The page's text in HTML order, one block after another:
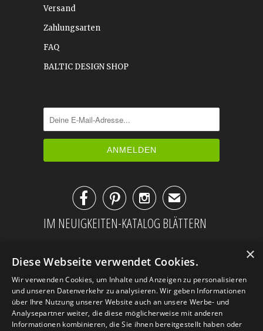
Versand
Zahlungsarten
FAQ
BALTIC DESIGN SHOP
✉
IM NEUIGKEITEN-KATALOG BLÄTTERN
×
Diese Webseite verwendet Cookies.
Wir verwenden Cookies, um Inhalte und Anzeigen zu personalisieren
und unseren Datenverkehr zu analysieren. Wir geben Informationen
über Ihre Nutzung unserer Website auch an unsere Werbe- und
Analysepartner weiter, die diese möglicherweise mit anderen
Informationen kombinieren, die Sie ihnen bereitgestellt haben oder